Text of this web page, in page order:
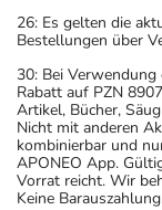
26: Es gelten die
Bestellungen über
30: Bei
Rabatt auf PZN
Artikel, Bücher,
Nicht mit anderen
kombinierbar und
APONEO App.
Vorrat reicht. Wir
Keine